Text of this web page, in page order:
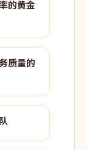
的黄金
质量的